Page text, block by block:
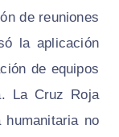
de reuniones
la aplicación
de equipos
La Cruz Roja
humanitaria no